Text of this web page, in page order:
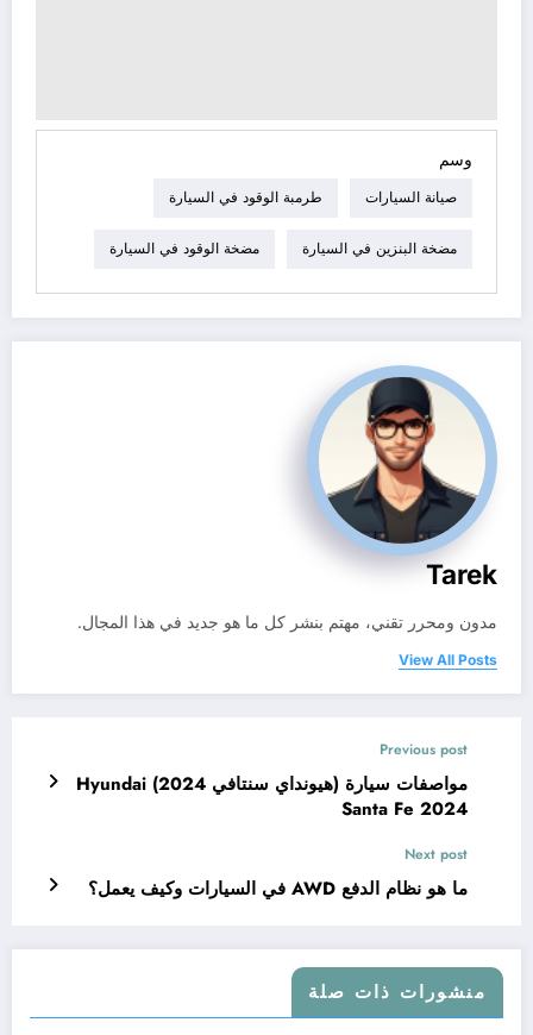
وسم
صيانة السيارات طرمبة الوقود في السيارة
مضخة البنزين في السيارة مضخة الوقود في السيارة
Tarek
مدون ومحرر تقني، مهتم بنشر كل ما هو جديد في هذا المجال.
View All Posts
Previous post
مواصفات سيارة (هيونداي سنتافي 2024) Hyundai
Santa Fe 2024
Next post
ما هو نظام الدفع AWD في السيارات وكيف يعمل؟
منشورات ذات صلة